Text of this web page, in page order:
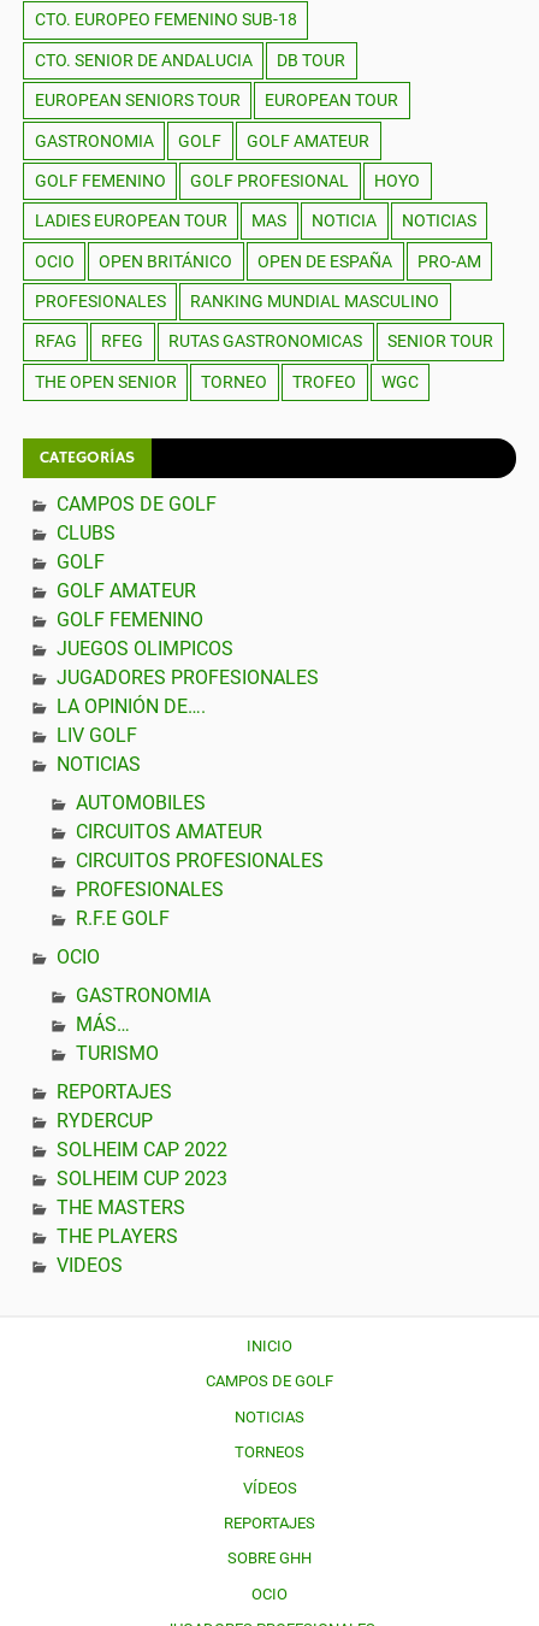
CTO. EUROPEO FEMENINO SUB-18
CTO. SENIOR DE ANDALUCIA DB TOUR
EUROPEAN SENIORS TOUR EUROPEAN TOUR
GASTRONOMIA GOLF GOLF AMATEUR
GOLF FEMENINO GOLF PROFESIONAL HOYO
LADIES EUROPEAN TOUR MAS NOTICIA NOTICIAS
OCIO OPEN BRITÁNICO OPEN DE ESPAÑA PRO-AM
PROFESIONALES RANKING MUNDIAL MASCULINO
RFAG RFEG RUTAS GASTRONOMICAS SENIOR TOUR
THE OPEN SENIOR TORNEO TROFEO WGC
CATEGORÍAS
CAMPOS DE GOLF
CLUBS
GOLF
GOLF AMATEUR
GOLF FEMENINO
JUEGOS OLIMPICOS
JUGADORES PROFESIONALES
LA OPINIÓN DE….
LIV GOLF
NOTICIAS
AUTOMOBILES
CIRCUITOS AMATEUR
CIRCUITOS PROFESIONALES
PROFESIONALES
R.F.E GOLF
OCIO
GASTRONOMIA
MÁS…
TURISMO
REPORTAJES
RYDERCUP
SOLHEIM CAP 2022
SOLHEIM CUP 2023
THE MASTERS
THE PLAYERS
VIDEOS
INICIO
CAMPOS DE GOLF
NOTICIAS
TORNEOS
VÍDEOS
REPORTAJES
SOBRE GHH
OCIO